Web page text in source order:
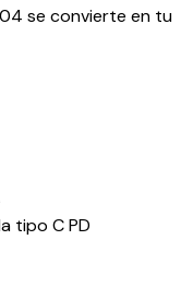
se convierte en tu
tipo C PD